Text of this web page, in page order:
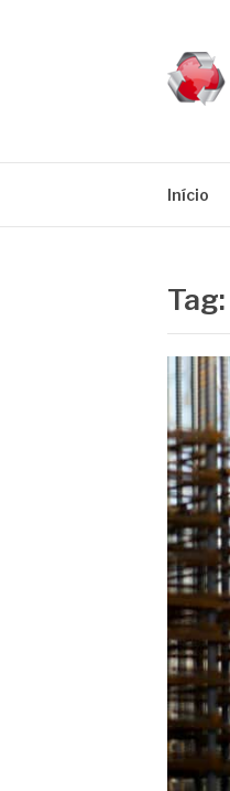
Início
Tag: